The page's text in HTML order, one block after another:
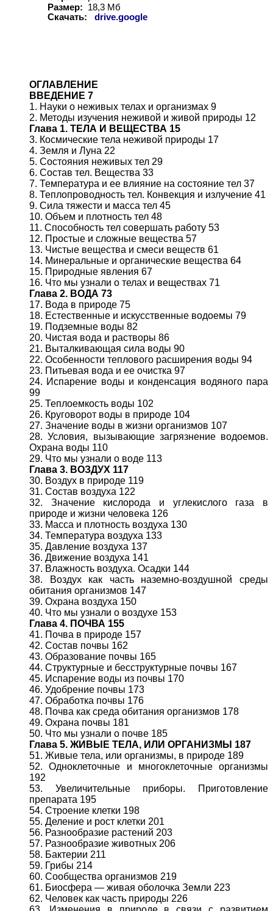
Размер:
18,3 Мб
Скачать:
drive.google
ОГЛАВЛЕНИЕ
ВВЕДЕНИЕ 7
1. Науки о неживых телах и организмах 9
2. Методы изучения неживой и живой природы 12
Глава 1. ТЕЛА И ВЕЩЕСТВА 15
3. Космические тела неживой природы 17
4. Земля и Луна 22
5. Состояния неживых тел 29
6. Состав тел. Вещества 33
7. Температура и ее влияние на состояние тел 37
8. Теплопроводность тел. Конвекция и излучение 41
9. Сила тяжести и масса тел 45
10. Объем и плотность тел 48
11. Способность тел совершать работу 53
12. Простые и сложные вещества 57
13. Чистые вещества и смеси веществ 61
14. Минеральные и органические вещества 64
15. Природные явления 67
16. Что мы узнали о телах и веществах 71
Глава 2. ВОДА 73
17. Вода в природе 75
18. Естественные и искусственные водоемы 79
19. Подземные воды 82
20. Чистая вода и растворы 86
21. Выталкивающая сила воды 90
22. Особенности теплового расширения воды 94
23. Питьевая вода и ее очистка 97
24. Испарение воды и конденсация водяного пара
99
25. Теплоемкость воды 102
26. Круговорот воды в природе 104
27. Значение воды в жизни организмов 107
28. Условия, вызывающие загрязнение водоемов.
Охрана воды 110
29. Что мы узнали о воде 113
Глава 3. ВОЗДУХ 117
30. Воздух в природе 119
31. Состав воздуха 122
32. Значение кислорода и углекислого газа в
природе и жизни человека 126
33. Масса и плотность воздуха 130
34. Температура воздуха 133
35. Давление воздуха 137
36. Движение воздуха 141
37. Влажность воздуха. Осадки 144
38. Воздух как часть наземно-воздушной среды
обитания организмов 147
39. Охрана воздуха 150
40. Что мы узнали о воздухе 153
Глава 4. ПОЧВА 155
41. Почва в природе 157
42. Состав почвы 162
43. Образование почвы 165
44. Структурные и бесструктурные почвы 167
45. Испарение воды из почвы 170
46. Удобрение почвы 173
47. Обработка почвы 176
48. Почва как среда обитания организмов 178
49. Охрана почвы 181
50. Что мы узнали о почве 185
Глава 5. ЖИВЫЕ ТЕЛА, ИЛИ ОРГАНИЗМЫ 187
51. Живые тела, или организмы, в природе 189
52. Одноклеточные и многоклеточные организмы
192
53. Увеличительные приборы. Приготовление
препарата 195
54. Строение клетки 198
55. Деление и рост клетки 201
56. Разнообразие растений 203
57. Разнообразие животных 206
58. Бактерии 211
59. Грибы 214
60. Сообщества организмов 219
61. Биосфера — живая оболочка Земли 223
62. Человек как часть природы 226